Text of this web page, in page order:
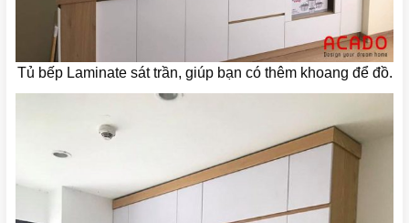
Tủ bếp Laminate sát trần, giúp bạn có thêm khoang để đồ.